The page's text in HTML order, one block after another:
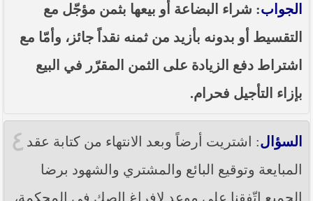
الجواب: شراء البضاعة أو بيعها بثمن مؤجّل مع
التقسيط أو بدونه بأزيد من ثمنه نقداً جائز، وأمّا مع
اشتراط دفع الزيادة على الثمن المقرّر في البيع
بإزاء التأجيل فحرام.
٤ السؤال: اشتريت أرضاً وبعد الانتهاء من كتابة عقد
المبايعة وتوقيع البائع والمشتري والشهود برضا
الجميع اتّفقنا على موعد لإفراغ الصك في المحكمة،